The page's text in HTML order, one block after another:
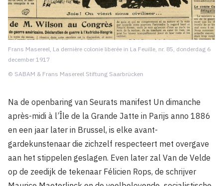
Frans Masereel, La dernière colonie liberée in La Feuille, nr. 85, donderdag 6
december 1917
© SABAM & Frans Masereel Stiftung Saarbrücken
Na de openbaring van Seurats manifest Un dimanche
après-midi à l’Île de la Grande Jatte in Parijs anno 1886
en een jaar later in Brussel, is elke avant-
gardekunstenaar die zichzelf respecteert met overgave
aan het stippelen geslagen. Even later zal Van de Velde
op de zeedijk de tekenaar Félicien Rops, de schrijver